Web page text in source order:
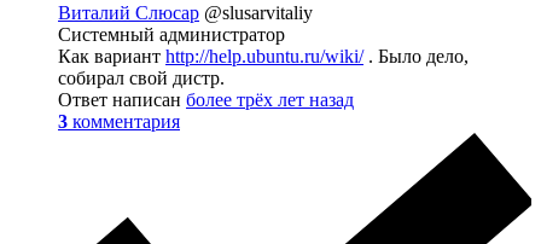
Виталий Слюсар @slusarvitaliy
Системный администратор
Как вариант http://help.ubuntu.ru/wiki/. Было дело,
собирал свой дистр.
Ответ написан более трёх лет назад
3 комментария